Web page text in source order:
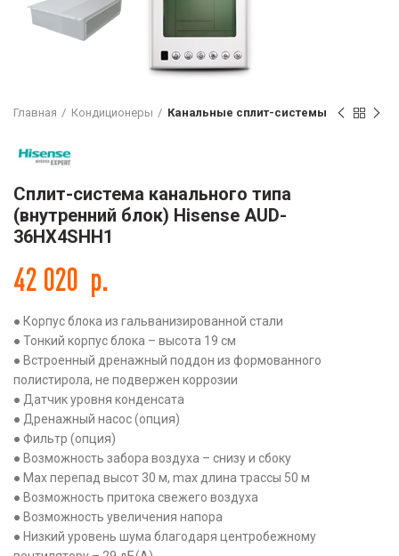
Главная Кондиционеры Канальные сплит-системы
Сплит-система канального типа
(внутренний блок) Hisense AUD-
36HX4SHH1
42 020 р.
● Корпус блока из гальванизированной стали
● Тонкий корпус блока – высота 19 см
● Встроенный дренажный поддон из формованного
полистирола, не подвержен коррозии
● Датчик уровня конденсата
● Дренажный насос (опция)
● Фильтр (опция)
● Возможность забора воздуха – снизу и сбоку
● Max перепад высот 30 м, max длина трассы 50 м
● Возможность притока свежего воздуха
● Возможность увеличения напора
● Низкий уровень шума благодаря центробежному